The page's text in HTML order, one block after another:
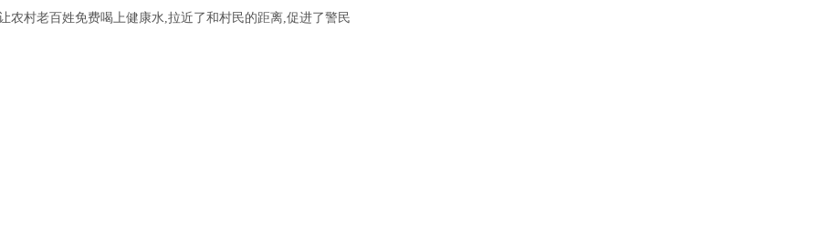
农村老百姓免费喝上健康水,拉近了和村民的距离,促进了警民